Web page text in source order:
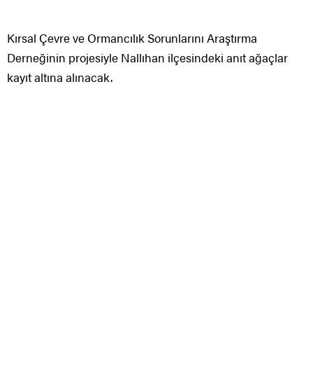
Kırsal Çevre ve Ormancılık Sorunlarını Araştırma
Derneğinin projesiyle Nallıhan ilçesindeki anıt ağaçlar
kayıt altına alınacak.